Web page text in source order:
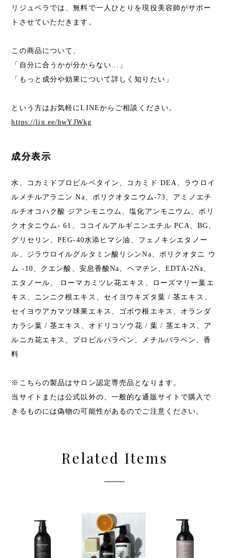
リジュベラでは、無料で一人ひとりを現役美容師がサポー
トさせていただきます。
この商品について、
「自分に合うかが分からない...」
「もっと成分や効果について詳しく知りたい」
という方はお気軽にLINEからご相談ください。
https://lin.ee/hwYJWkg
成分表示
水、コカミドプロピルベタイン、コカミド DEA、ラウロイ
ルメチルアラニン Na、ポリクオタニウム-73、アミノエチ
ルチオコハク酸 ジアンモニウム、塩化アンモニウム、ポリ
クオタニウム- 61、ココイルアルギニンエチル PCA、BG、
グリセリン、PEG-40水添ヒマシ油、フェノキシエタノー
ル、ジラウロイルグルタミン酸リシンNa、ポリクオタニ ウ
ム -10、クエン酸、安息香酸Na、ヘマチン、EDTA-2Na、
エタノール、 ローマカミツレ花エキス、ローズマリー葉エ
キス、ニンニク根エキス、セイヨウキズタ葉 / 茎エキス、
セイヨウアカマツ球果エキス、ゴボウ根エキス、オランダ
カラシ葉 / 茎エキス、オドリコソウ花 / 葉 / 茎エキス、ア
ルニカ花エキス、プロピルパラベン、メチルパラベン、香
料
※こちらの製品はサロン認定専売品となります。
当サイトまたは公式以外の、一般的な通販サイトで購入で
きるものには偽物の可能性があるのでご注意ください。
Related Items